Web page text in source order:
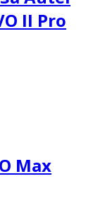
II Pro
Max